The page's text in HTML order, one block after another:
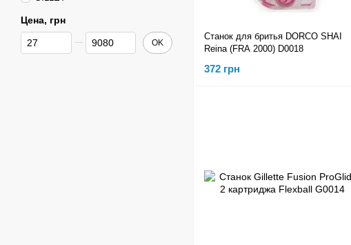
Станок для бритья DORCO SHAI
Reina (FRA 2000) D0018
372 грн
Цена, грн
От Цена, грн
До Цена, грн OK